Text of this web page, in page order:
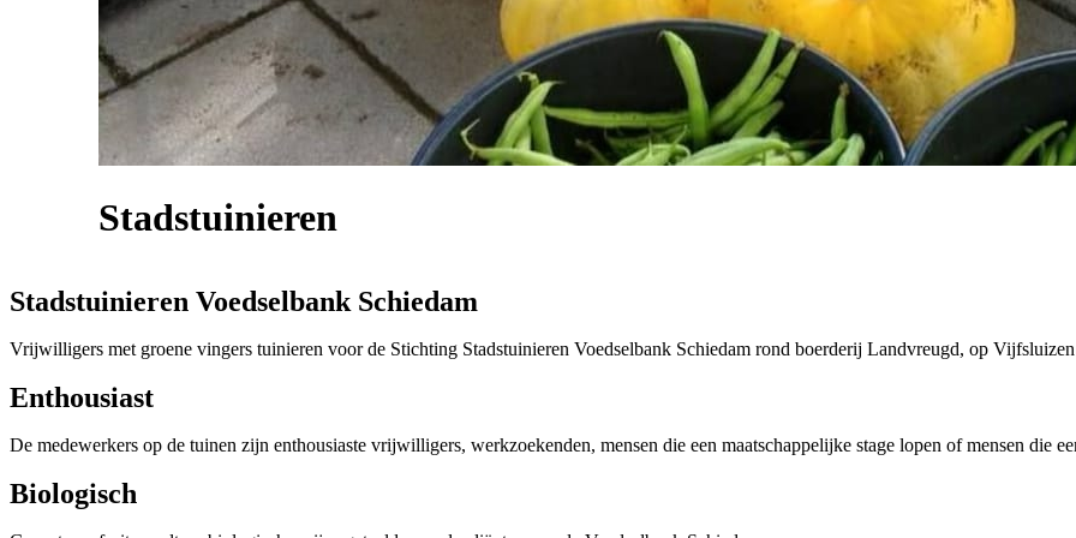
Stadstuinieren
Stadstuinieren Voedselbank Schiedam
Vrijwilligers met groene vingers tuinieren voor de Stichting Stadstuinieren Voedselbank Schiedam rond boerderij Landvreugd, op
Enthousiast
De medewerkers op de tuinen zijn enthousiaste vrijwilligers, werkzoekenden, mensen die een maatschappelijke stage lopen of mensen die
Biologisch